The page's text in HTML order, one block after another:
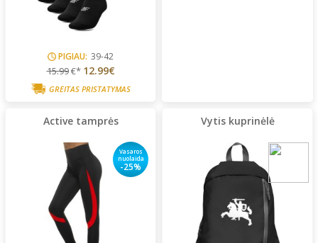
PIGIAU: 39-42
15.99€* 12.99€
GREITAS PRISTATYMAS
Active tamprės
Vasaros
nuolaida
-25%
Vytis kuprinėlė